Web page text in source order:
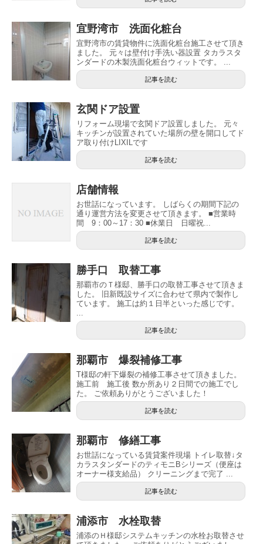
宜野湾市 洗面化粧台
宜野湾市の賃貸物件に洗面化粧台施工させて頂き
ました。 元々は壁付け手洗い器設置 タカラスタ
ンダードの木製洗面化粧台ウィットです。 ...
記事を読む
玄関ドア設置
リフォーム現場で玄関ドア設置しました。 元々
キッチンが設置されていた場所の壁を開口してド
ア取り付けLIXILです
記事を読む
店舗情報
お世話になっています。 しばらくの期間下記の
通り運営方法を変更させて頂きます。 ■営業時
間 9：00～17：30 ■休業日 日曜祝...
記事を読む
勝手口 取替工事
那覇市のＴ様邸、勝手口の取替工事させて頂きま
した。 旧新既設サイズに合わせて県内で製作し
ています。 施工は約１日半といった感じです。
記事を読む
那覇市 爆裂補修工事
T様邸の軒下爆裂の補修工事させて頂きました。
施工前 施工後 数か所あり２日間での施工でし
た。 ご依頼ありがとうございました！
記事を読む
那覇市 修繕工事
お世話になっている賃貸案件現場 トイレ取替↓タ
カラスタンダードのティモニBシリーズ（便座は
オーナー様支給品） クリーニングまで完了 ...
記事を読む
浦添市 水栓取替
浦添のＨ様邸システムキッチンの水栓お取替させ